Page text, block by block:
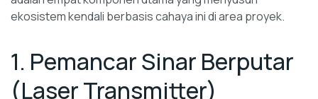
ekosistem kendali berbasis cahaya ini di area proyek.
1. Pemancar Sinar Berputar
(Laser Transmitter)